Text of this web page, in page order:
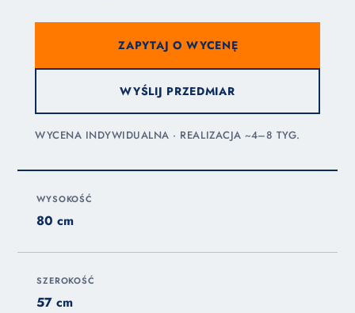
ZAPYTAJ O WYCENĘ
WYŚLIJ PRZEDMIAR
WYCENA INDYWIDUALNA · REALIZACJA ~4–8 TYG.
WYSOKOŚĆ
80 cm
SZEROKOŚĆ
57 cm